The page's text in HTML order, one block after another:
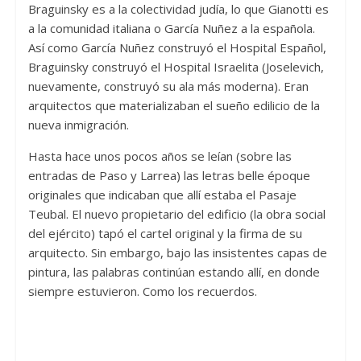
Braguinsky es a la colectividad judía, lo que Gianotti es
a la comunidad italiana o García Nuñez a la española.
Así como García Nuñez construyó el Hospital Español,
Braguinsky construyó el Hospital Israelita (Joselevich,
nuevamente, construyó su ala más moderna). Eran
arquitectos que materializaban el sueño edilicio de la
nueva inmigración.
Hasta hace unos pocos años se leían (sobre las
entradas de Paso y Larrea) las letras belle époque
originales que indicaban que allí estaba el Pasaje
Teubal. El nuevo propietario del edificio (la obra social
del ejército) tapó el cartel original y la firma de su
arquitecto. Sin embargo, bajo las insistentes capas de
pintura, las palabras continúan estando allí, en donde
siempre estuvieron. Como los recuerdos.